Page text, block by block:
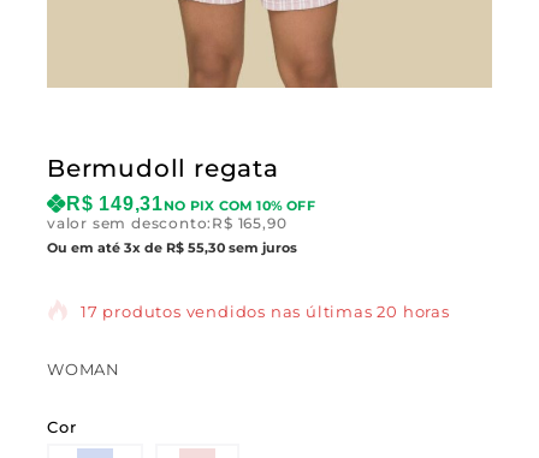
Bermudoll regata
R$ 149,31NO PIX COM 10% OFF
valor sem desconto: R$ 165,90
Ou em até 3x de R$ 55,30 sem juros
17 produtos vendidos nas últimas 20 horas
WOMAN
Cor